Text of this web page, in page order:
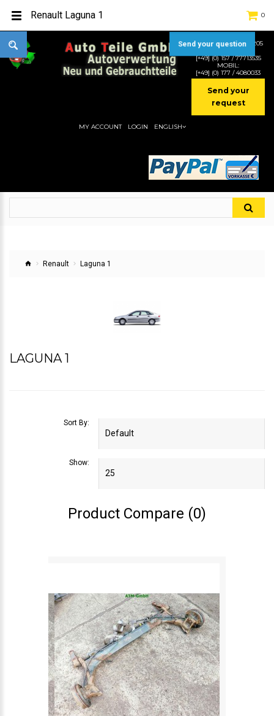
TEL:[+49] (0) 2232-5205
MOBIL:
[+49] (0) 157 / 77713535
MOBIL:
[+49] (0) 177 / 4080033
Send your
request
0
MY ACCOUNT LOGIN ENGLISH
Renault Laguna 1
LAGUNA 1
Sort By:
Show:
Product Compare (0)
Renault Laguna 1
Send your question